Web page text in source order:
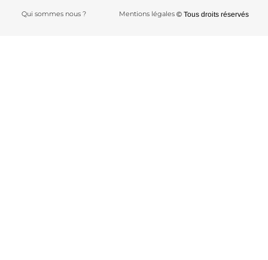
Qui sommes nous ? Mentions légales © Tous droits réservés